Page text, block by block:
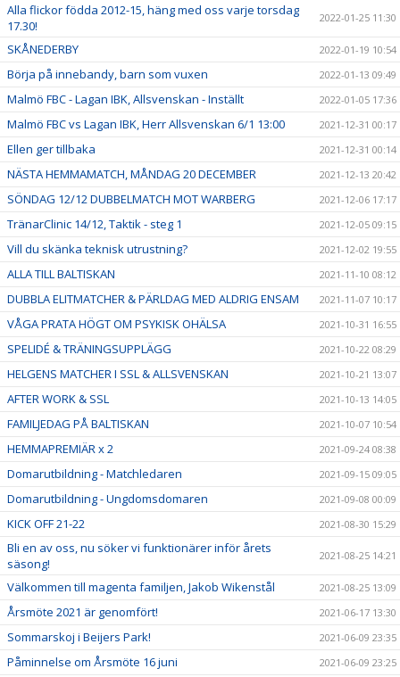
Alla flickor födda 2012-15, häng med oss varje torsdag
17.30!
2022-01-25 11:30
SKÅNEDERBY 2022-01-19 10:54
Börja på innebandy, barn som vuxen 2022-01-13 09:49
Malmö FBC - Lagan IBK, Allsvenskan - Inställt 2022-01-05 17:36
Malmö FBC vs Lagan IBK, Herr Allsvenskan 6/1 13:00 2021-12-31 00:17
Ellen ger tillbaka 2021-12-31 00:14
NÄSTA HEMMAMATCH, MÅNDAG 20 DECEMBER 2021-12-13 20:42
SÖNDAG 12/12 DUBBELMATCH MOT WARBERG 2021-12-06 17:17
TränarClinic 14/12, Taktik - steg 1 2021-12-05 09:15
Vill du skänka teknisk utrustning? 2021-12-02 19:55
ALLA TILL BALTISKAN 2021-11-10 08:12
DUBBLA ELITMATCHER & PÄRLDAG MED ALDRIG ENSAM 2021-11-07 10:17
VÅGA PRATA HÖGT OM PSYKISK OHÄLSA 2021-10-31 16:55
SPELIDÉ & TRÄNINGSUPPLÄGG 2021-10-22 08:29
HELGENS MATCHER I SSL & ALLSVENSKAN 2021-10-21 13:07
AFTER WORK & SSL 2021-10-13 14:05
FAMILJEDAG PÅ BALTISKAN 2021-10-07 10:54
HEMMAPREMIÄR x 2 2021-09-24 08:38
Domarutbildning - Matchledaren 2021-09-15 09:05
Domarutbildning - Ungdomsdomaren 2021-09-08 00:09
KICK OFF 21-22 2021-08-30 15:29
Bli en av oss, nu söker vi funktionärer inför årets
säsong!
2021-08-25 14:21
Välkommen till magenta familjen, Jakob Wikenstål 2021-08-25 13:09
Årsmöte 2021 är genomfört! 2021-06-17 13:30
Sommarskoj i Beijers Park! 2021-06-09 23:35
Påminnelse om Årsmöte 16 juni 2021-06-09 23:25